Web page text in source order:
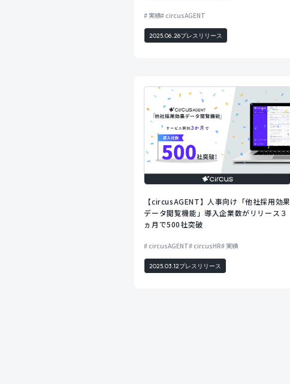
実績 circusAGENT
2025.06.26プレスリリース
【circusAGENT】人事向け「他社採用効果
データ閲覧機能」導入企業数がリリース３
ヵ月で500社突破
circusAGENT circusHR 実績
2025.03.12プレスリリース